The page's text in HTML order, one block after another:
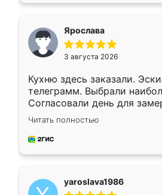
Ярослава
3 августа 2026
Кухню здесь заказали.
телеграмм. Выбрали
Согласовали день для
недели кухня была уже
довольны работой. Спасибо
мебель за качественную
Читать полностью
yaroslava1986